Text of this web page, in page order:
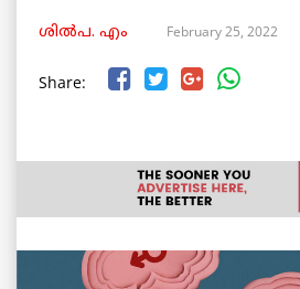
ശിൽപ. എം February 25, 2022
Share: